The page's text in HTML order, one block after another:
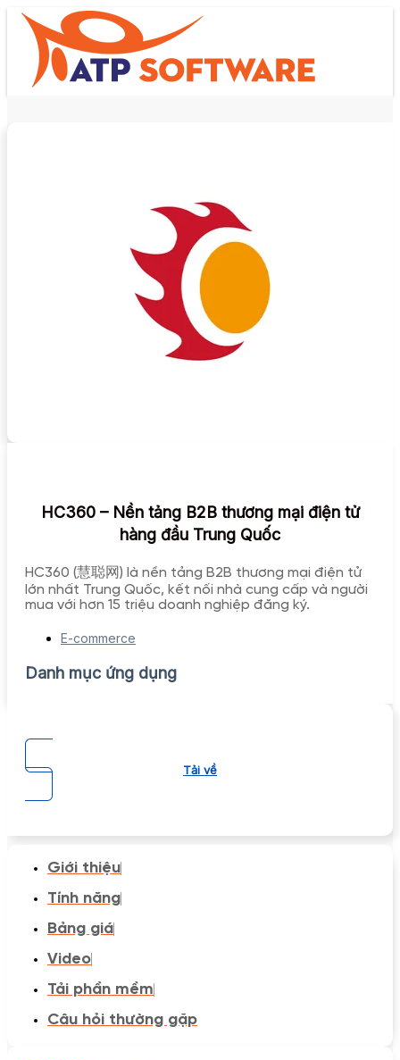
HC360 – Nền tảng B2B thương mại điện tử
hàng đầu Trung Quốc
HC360 (慧聪网) là nền tảng B2B thương mại điện tử
lớn nhất Trung Quốc, kết nối nhà cung cấp và người
mua với hơn 15 triệu doanh nghiệp đăng ký.
E-commerce
Danh mục ứng dụng
Tải về
Giới thiệu
Tính năng
Bảng giá
Video
Tải phần mềm
Câu hỏi thường gặp